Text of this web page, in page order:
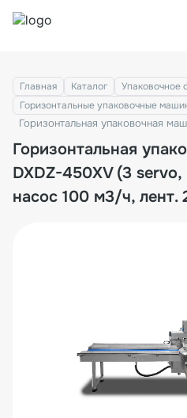
Главная Каталог
Упаковочное
Горизонтальные упаковочные
Горизонтальная
DXDZ-450XV (3 servo,
насос 100 м3/ч, лент.